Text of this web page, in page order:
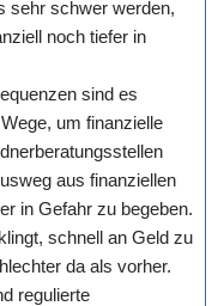
sehr schwer werden,
noch tiefer in
sind es
um finanzielle
aus finanziellen
in Gefahr zu begeben.
schnell an Geld zu
da als vorher.
regulierte